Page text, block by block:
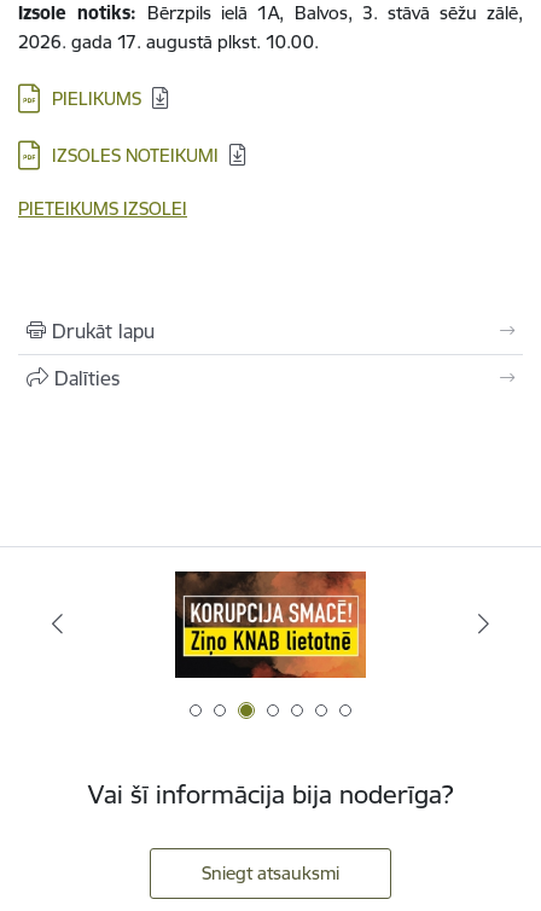
Izsole notiks: Bērzpils ielā 1A, Balvos, 3. stāvā sēžu zālē,
2026. gada 17. augustā plkst. 10.00.
PIELIKUMS
IZSOLES NOTEIKUMI
PIETEIKUMS IZSOLEI
Drukāt lapu
Dalīties
Vai šī informācija bija noderīga?
Sniegt atsauksmi